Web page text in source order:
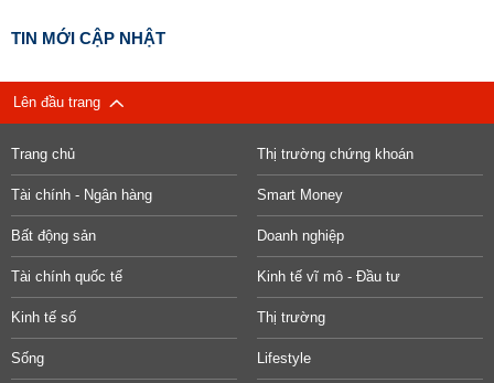
TIN MỚI CẬP NHẬT
Lên đầu trang
Trang chủ Thị trường chứng khoán
Tài chính - Ngân hàng Smart Money
Bất động sản Doanh nghiệp
Tài chính quốc tế Kinh tế vĩ mô - Đầu tư
Kinh tế số Thị trường
Sống Lifestyle